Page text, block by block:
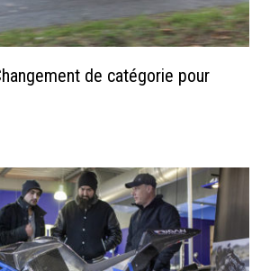
de catégorie pour